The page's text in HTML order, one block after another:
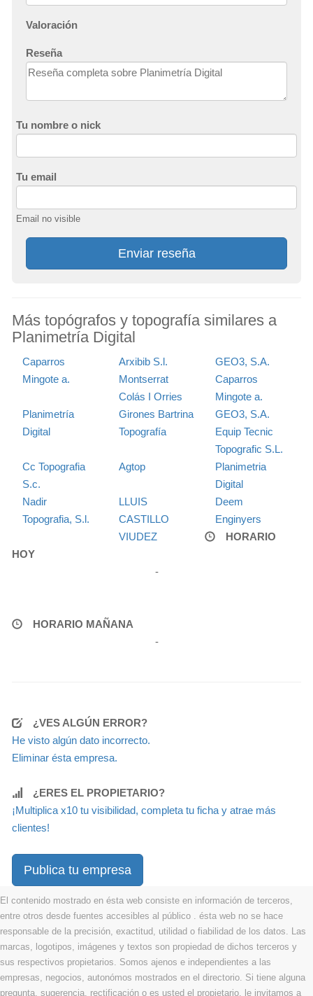
Valoración
Reseña
Tu nombre o nick
Tu email
Email no visible
Enviar reseña
Más topógrafos y topografía similares a
Planimetría Digital
Caparros
Mingote a.
Arxibib S.l.
GEO3, S.A.
Montserrat
Colás I Orries
Caparros
Mingote a.
Planimetría
Digital
Girones Bartrina
Topografía
GEO3, S.A.
Equip Tecnic
Topografic S.L.
Cc Topografia
S.c.
Agtop
Planimetria
Digital
Nadir
Topografia, S.l.
LLUIS
CASTILLO
VIUDEZ
Deem
Enginyers
HORARIO
HOY
-
HORARIO MAÑANA
-
¿VES ALGÚN ERROR?
He visto algún dato incorrecto.
Eliminar ésta empresa.
¿ERES EL PROPIETARIO?
¡Multiplica x10 tu visibilidad, completa tu ficha y atrae más
clientes!
Publica tu empresa
El contenido mostrado en ésta web consiste en información de terceros,
entre otros desde fuentes accesibles al público . ésta web no se hace
responsable de la precisión, exactitud, utilidad o fiabilidad de los datos. Las
marcas, logotipos, imágenes y textos son propiedad de dichos terceros y
sus respectivos propietarios. Somos ajenos e independientes a las
empresas, negocios, autonómos mostrados en el directorio. Si tiene alguna
pregunta, sugerencia, rectificación o es usted el propietario, le invitamos a